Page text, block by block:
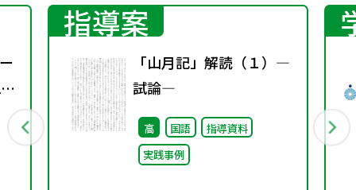
指導案
「山月記」解読（１）―
試論―
高 国語
指導資料
実践事例